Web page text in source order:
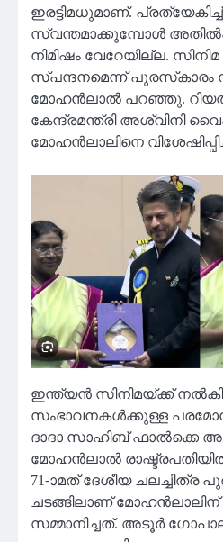
ഇരട്ടിമധുമാണ്.
സ്വന്തമാക്കുമ്പോൾ
നിമിഷം വേറേയില്ല.
സ്‌പന്ദനമെന്ന് പുരസ്‌കാരം
മോഹൻലാൽ പറഞ്ഞു.
കേന്ദ്രമന്ത്രി അശ്വിനി
മോഹൻലാലിനെ
ഇന്ത്യൻ സിനിമയ്ക്ക്
സംഭാവനകൾക്കുള്ള
ദാദാ സാഹിബ് ഫാൽക്കെ
മോഹൻലാൽ രാഷ്ട്രപതിയിൽ
71-ാമത് ദേശീയ
ചടങ്ങിലാണ്
സമ്മാനിച്ചത്. അടൂർ